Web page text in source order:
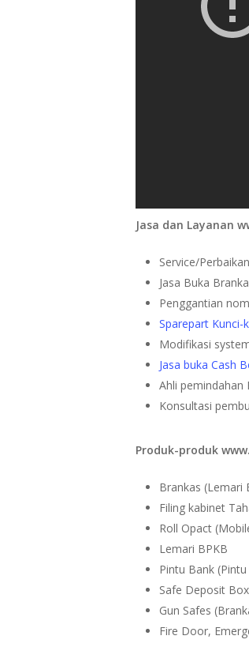
Jasa dan Layanan
Service/
Jasa Buka
Penggantian
Sparepart Kunci-
Modifikasi
Jasa buka Cash
Ahli pemindahan
Konsultasi
Produk-produk
Brankas (Lemari
Filing kabinet
Roll Opact
Lemari BPKB
Pintu Bank (Pintu
Safe Deposit Box
Gun Safes
Fire Door,